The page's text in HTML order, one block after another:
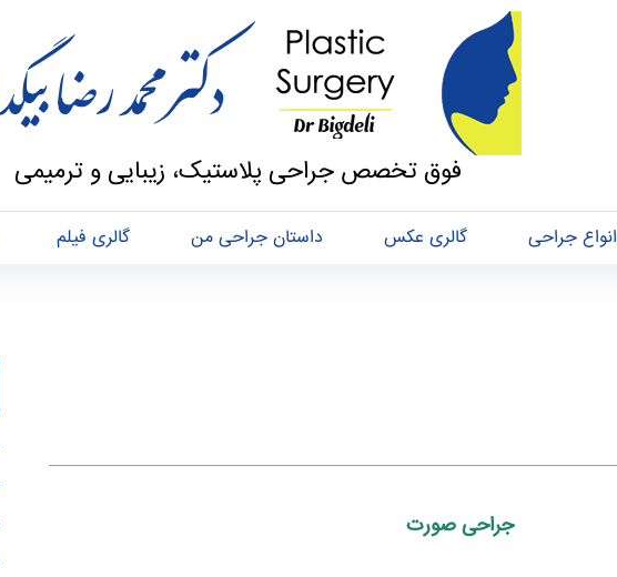
فوق تخصص جراحی پلاستیک، زیبایی و ترمیمی
انواع جراحی گالری عکس داستان جراحی من گالری فیلم
جراحی صورت